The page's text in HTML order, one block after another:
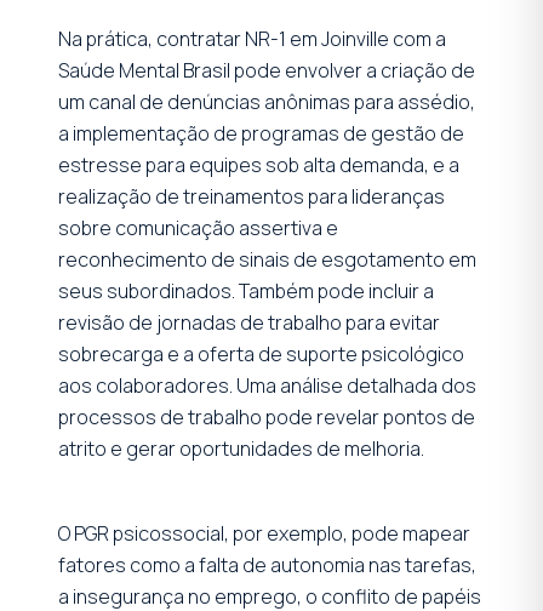
Na prática, contratar NR-1 em Joinville com a
Saúde Mental Brasil pode envolver a criação de
um canal de denúncias anônimas para assédio,
a implementação de programas de gestão de
estresse para equipes sob alta demanda, e a
realização de treinamentos para lideranças
sobre comunicação assertiva e
reconhecimento de sinais de esgotamento em
seus subordinados. Também pode incluir a
revisão de jornadas de trabalho para evitar
sobrecarga e a oferta de suporte psicológico
aos colaboradores. Uma análise detalhada dos
processos de trabalho pode revelar pontos de
atrito e gerar oportunidades de melhoria.
O PGR psicossocial, por exemplo, pode mapear
fatores como a falta de autonomia nas tarefas,
a insegurança no emprego, o conflito de papéis